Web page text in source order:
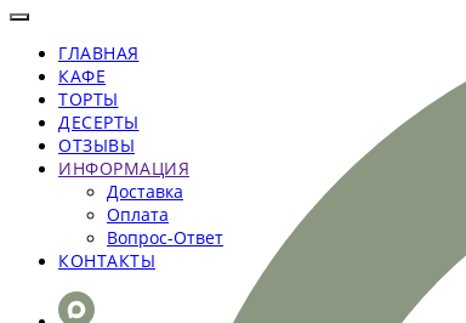
ГЛАВНАЯ
КАФЕ
ТОРТЫ
ДЕСЕРТЫ
ОТЗЫВЫ
ИНФОРМАЦИЯ
Доставка
Оплата
Вопрос-Ответ
КОНТАКТЫ